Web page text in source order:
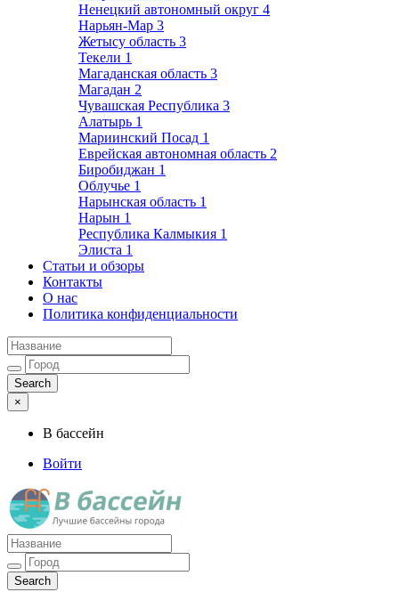
Ненецкий автономный округ 4
Нарьян-Мар 3
Жетысу область 3
Текели 1
Магаданская область 3
Магадан 2
Чувашская Республика 3
Алатырь 1
Мариинский Посад 1
Еврейская автономная область 2
Биробиджан 1
Облучье 1
Нарынская область 1
Нарын 1
Республика Калмыкия 1
Элиста 1
Статьи и обзоры
Контакты
О нас
Политика конфиденциальности
×
В бассейн
Войти
Лучшие бассейны города